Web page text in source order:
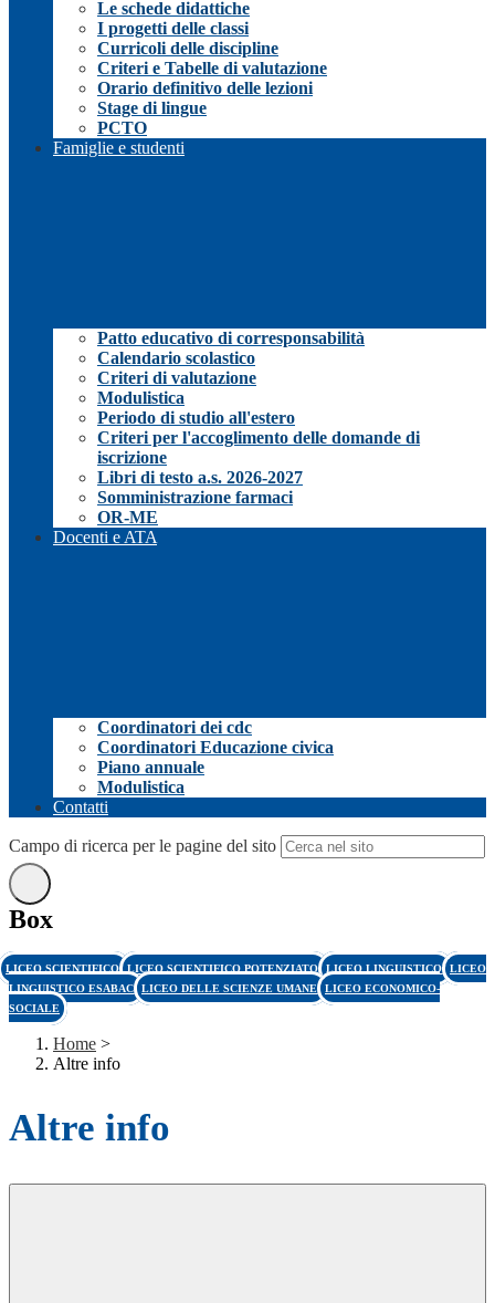
Le schede didattiche
I progetti delle classi
Curricoli delle discipline
Criteri e Tabelle di valutazione
Orario definitivo delle lezioni
Stage di lingue
PCTO
Famiglie e studenti
Patto educativo di corresponsabilità
Calendario scolastico
Criteri di valutazione
Modulistica
Periodo di studio all'estero
Criteri per l'accoglimento delle domande di
iscrizione
Libri di testo a.s. 2026-2027
Somministrazione farmaci
OR-ME
Docenti e ATA
Coordinatori dei cdc
Coordinatori Educazione civica
Piano annuale
Modulistica
Contatti
Campo di ricerca per le pagine del sito
Box
LICEO SCIENTIFICO LICEO SCIENTIFICO POTENZIATO LICEO LINGUISTICO LICEO
LINGUISTICO ESABAC LICEO DELLE SCIENZE UMANE LICEO ECONOMICO-
SOCIALE
Home >
Altre info
Altre info